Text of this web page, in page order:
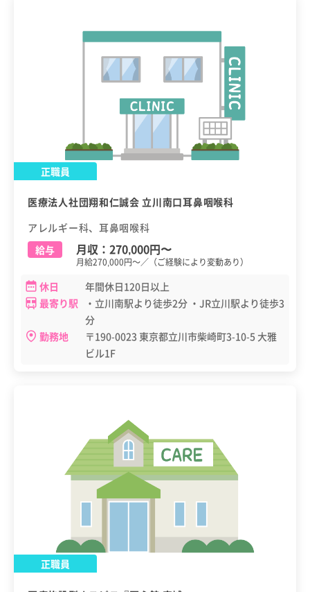
正職員
医療法人社団翔和仁誠会 立川南口耳鼻咽喉科
アレルギー科、耳鼻咽喉科
給与
月収： 270,000円〜
月給270,000円～／（ご経験により変動あり）
休日
年間休日120日以上
最寄り駅
・立川南駅より徒歩2分 ・JR立川駅より徒歩3
分
勤務地
〒190-0023 東京都立川市柴崎町3-10-5 大雅
ビル1F
正職員